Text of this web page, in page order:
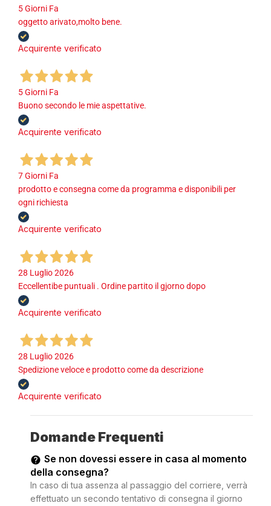
5 Giorni Fa
oggetto arivato,molto bene.
Acquirente verificato
5 Giorni Fa
Buono secondo le mie aspettative.
Acquirente verificato
7 Giorni Fa
prodotto e consegna come da programma e disponibili per
ogni richiesta
Acquirente verificato
28 Luglio 2026
Eccellentibe puntuali . Ordine partito il gjorno dopo
Acquirente verificato
28 Luglio 2026
Spedizione veloce e prodotto come da descrizione
Acquirente verificato
Domande Frequenti
Se non dovessi essere in casa al momento
della consegna?
In caso di tua assenza al passaggio del corriere, verrà
effettuato un secondo tentativo di consegna il giorno